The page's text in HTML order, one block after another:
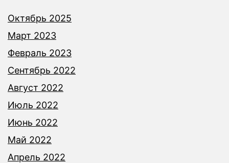
Октябрь 2025
Март 2023
Февраль 2023
Сентябрь 2022
Август 2022
Июль 2022
Июнь 2022
Май 2022
Апрель 2022